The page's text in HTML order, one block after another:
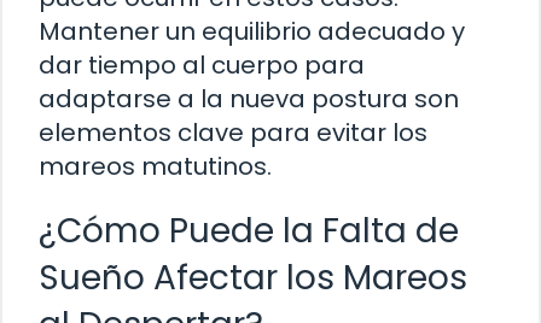
Mantener un equilibrio adecuado y
dar tiempo al cuerpo para
adaptarse a la nueva postura son
elementos clave para evitar los
mareos matutinos.
¿Cómo Puede la Falta de
Sueño Afectar los Mareos